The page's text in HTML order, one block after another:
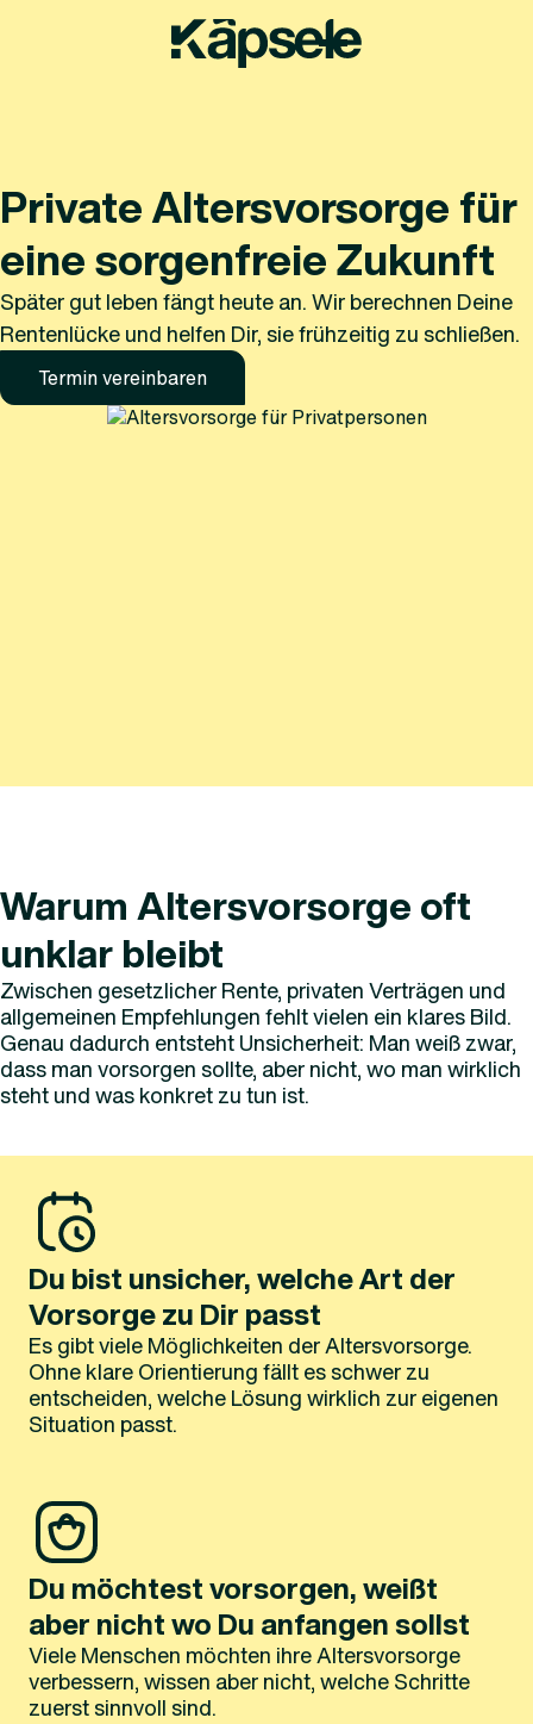
Private Altersvorsorge für
eine sorgenfreie Zukunft
Später gut leben fängt heute an. Wir berechnen Deine
Rentenlücke und helfen Dir, sie frühzeitig zu schließen.
Termin vereinbaren
Warum Altersvorsorge oft
unklar bleibt
Zwischen gesetzlicher Rente, privaten Verträgen und
allgemeinen Empfehlungen fehlt vielen ein klares Bild.
Genau dadurch entsteht Unsicherheit: Man weiß zwar,
dass man vorsorgen sollte, aber nicht, wo man wirklich
steht und was konkret zu tun ist.
Du bist unsicher, welche Art der
Vorsorge zu Dir passt
Es gibt viele Möglichkeiten der Altersvorsorge.
Ohne klare Orientierung fällt es schwer zu
entscheiden, welche Lösung wirklich zur eigenen
Situation passt.
Du möchtest vorsorgen, weißt
aber nicht wo Du anfangen sollst
Viele Menschen möchten ihre Altersvorsorge
verbessern, wissen aber nicht, welche Schritte
zuerst sinnvoll sind.